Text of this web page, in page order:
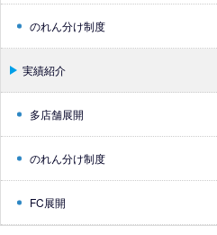
のれん分け制度
実績紹介
多店舗展開
のれん分け制度
FC展開